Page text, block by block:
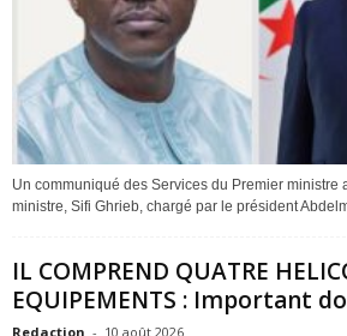
Un communiqué des Services du Premier ministre
ministre, Sifi Ghrieb, chargé par le président
IL COMPREND QUATRE
EQUIPEMENTS : Important
Redaction - 10 août 2026